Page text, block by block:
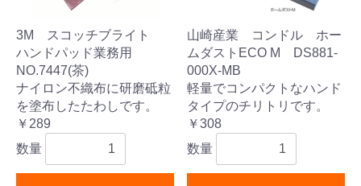
3M スコッチブライト
ハンドパッド業務用
NO.7447(茶)
ナイロン不織布に研磨砥粒
を塗布したたわしです。
￥289
数量
山崎産業 コンドル ホー
ムダストECO M DS881-
000X-MB
軽量でコンパクトなハンド
タイプのチリトリです。
￥308
数量